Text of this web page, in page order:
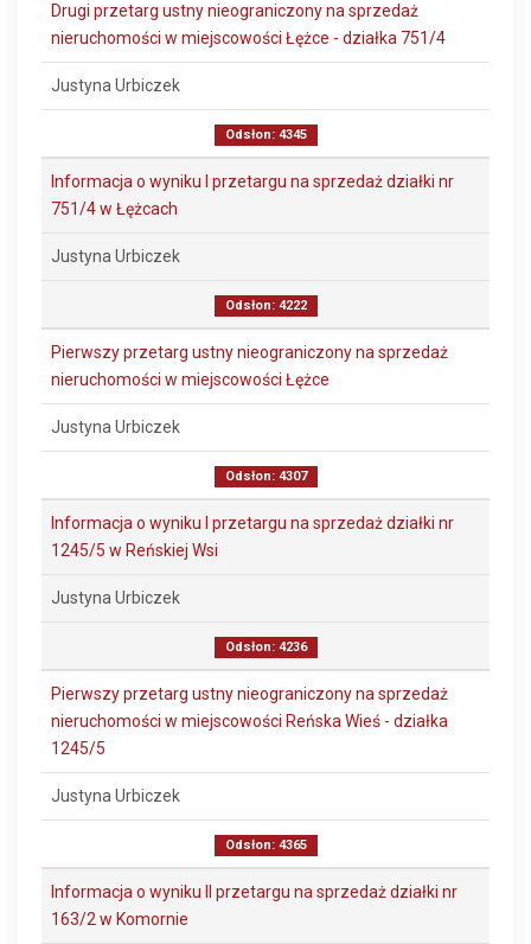
Drugi przetarg ustny nieograniczony na sprzedaż
nieruchomości w miejscowości Łężce - działka 751/4
Justyna Urbiczek
Odsłon: 4345
Informacja o wyniku I przetargu na sprzedaż działki nr
751/4 w Łężcach
Justyna Urbiczek
Odsłon: 4222
Pierwszy przetarg ustny nieograniczony na sprzedaż
nieruchomości w miejscowości Łężce
Justyna Urbiczek
Odsłon: 4307
Informacja o wyniku I przetargu na sprzedaż działki nr
1245/5 w Reńskiej Wsi
Justyna Urbiczek
Odsłon: 4236
Pierwszy przetarg ustny nieograniczony na sprzedaż
nieruchomości w miejscowości Reńska Wieś - działka
1245/5
Justyna Urbiczek
Odsłon: 4365
Informacja o wyniku II przetargu na sprzedaż działki nr
163/2 w Komornie